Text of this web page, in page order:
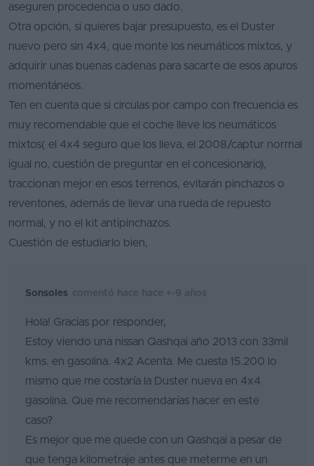
aseguren procedencia o uso dado.
Otra opción, si quieres bajar presupuesto, es el Duster
nuevo pero sin 4x4, que monte los neumáticos mixtos, y
adquirir unas buenas cadenas para sacarte de esos apuros
momentáneos.
Ten en cuenta que si circulas por campo con frecuencia es
muy recomendable que el coche lleve los neumáticos
mixtos( el 4x4 seguro que los lleva, el 2008/captur normal
igual no, cuestión de preguntar en el concesionario),
traccionan mejor en esos terrenos, evitarán pinchazos o
reventones, además de llevar una rueda de repuesto
normal, y no el kit antipinchazos.
Cuestión de estudiarlo bien,
Sonsoles
Hola! Gracias por responder,
Estoy viendo una nissan Qashqai año 2013 con 33mil
kms. en gasolina. 4x2 Acenta. Me cuesta 15.200 lo
mismo que me costaría la Duster nueva en 4x4
gasolina. Que me recomendarías hacer en este
caso?
Es mejor que me quede con un Qashqai a pesar de
que tenga kilometraje antes que meterme en un